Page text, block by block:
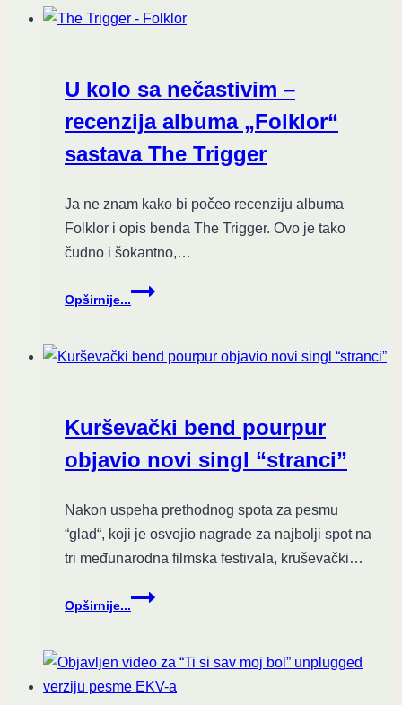
svoj
bije
pumpa’
U kolo sa nečastivim –
recenzija albuma „Folklor“
sastava The Trigger
Ja ne znam kako bi počeo recenziju albuma
Folklor i opis benda The Trigger. Ovo je tako
čudno i šokantno,…
Opširnije...
U
kolo
nečastivim
„Folklor“
sastava
The
Kurševački bend pourpur
objavio novi singl “stranci”
Nakon uspeha prethodnog spota za pesmu
“glad“, koji je osvojio nagrade za najbolji spot na
tri međunarodna filmska festivala, kruševački…
Opširnije...
Kurševački
bend
objavio
singl